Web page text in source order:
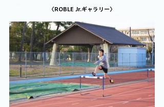
〈ROBLE Jr.ギャラリー〉